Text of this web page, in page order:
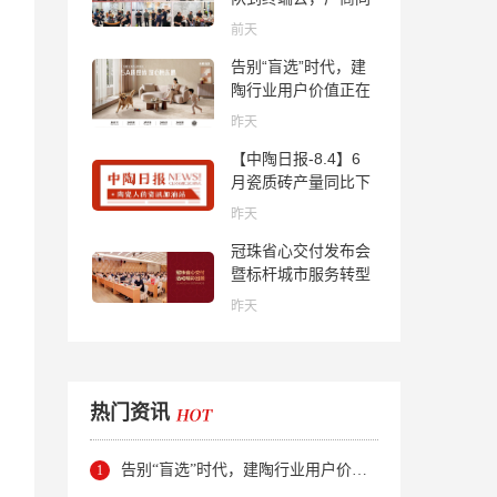
心找到市场的答案
前天
告别“盲选”时代，建
陶行业用户价值正在
被改写！
昨天
【中陶日报-8.4】6
月瓷质砖产量同比下
降超10％；2家中国
ARCHIDEX 2026石
材展；东鹏已斥资
4852万回购股份；方
昨天
冠珠省心交付发布会
暨标杆城市服务转型
集训会圆满举行
昨天
热门资讯
告别“盲选”时代，建陶行业用户价值正在被改写！